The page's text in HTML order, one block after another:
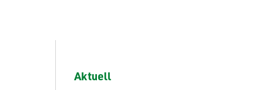
Aktuell